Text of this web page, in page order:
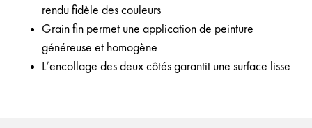
rendu fidèle des couleurs
Grain fin permet une application de peinture
généreuse et homogène
L‘encollage des deux côtés garantit une surface lisse